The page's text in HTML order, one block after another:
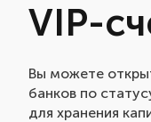
VIP-
Вы можете
банков по
для хранения